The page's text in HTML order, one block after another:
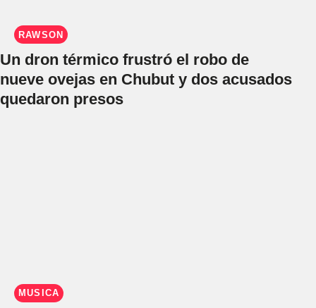
RAWSON
Un dron térmico frustró el robo de
nueve ovejas en Chubut y dos acusados
quedaron presos
MÚSICA